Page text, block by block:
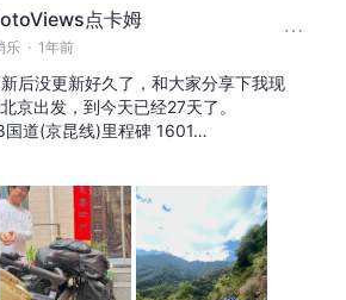
点卡姆
乐 · 1年前
后没更新好久了，和大家分享下我现
京出发，到今天已经27天了。
国道(京昆线)里程碑 1601…